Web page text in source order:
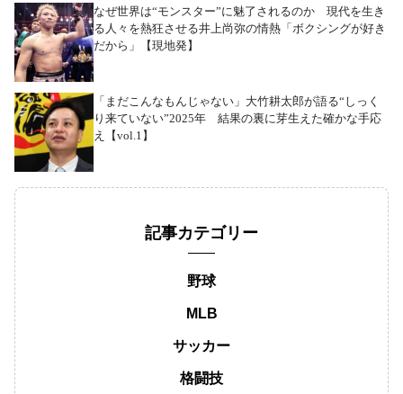
なぜ世界は“モンスター”に魅了されるのか 現代を生き
る人々を熱狂させる井上尚弥の情熱「ボクシングが好き
だから」【現地発】
「まだこんなもんじゃない」大竹耕太郎が語る“しっく
り来ていない”2025年 結果の裏に芽生えた確かな手応
え【vol.1】
記事カテゴリー
野球
MLB
サッカー
格闘技